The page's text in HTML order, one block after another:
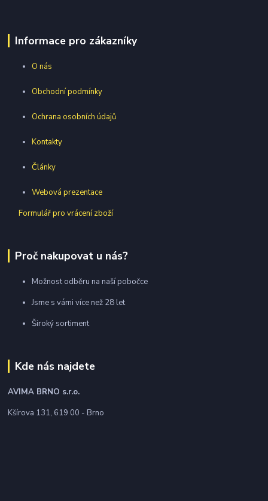
Informace pro zákazníky
O nás
Obchodní podmínky
Ochrana osobních údajů
Kontakty
Články
Webová prezentace
Formulář pro vrácení zboží
Proč nakupovat u nás?
Možnost odběru na naší pobočce
Jsme s vámi více než 28 let
Široký sortiment
Kde nás najdete
AVIMA BRNO s.r.o.
Kšírova 131, 619 00 - Brno